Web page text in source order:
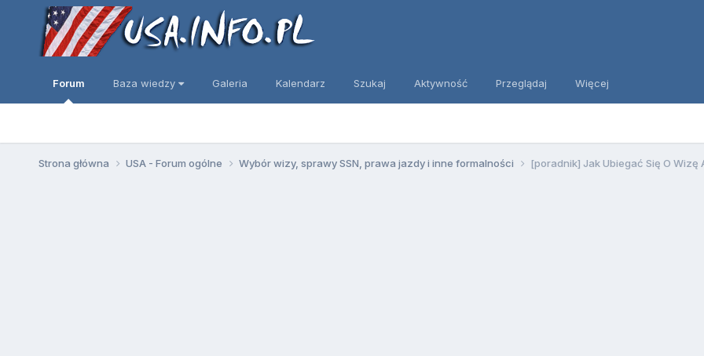
Forum Baza wiedzy Galeria Kalendarz Szukaj Aktywność Przeglądaj Więcej
Strona główna USA - Forum ogólne Wybór wizy, sprawy SSN, prawa jazdy i inne formalności [poradnik] Jak Ubiegać Się O Wizę